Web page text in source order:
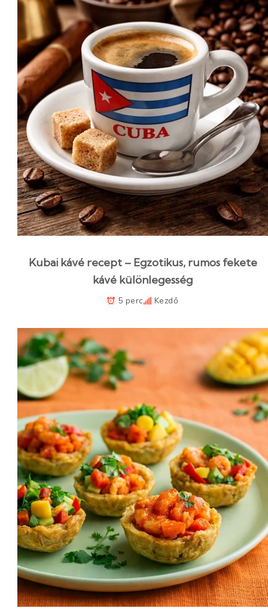
Kubai kávé recept – Egzotikus, rumos fekete
kávé különlegesség
5 perc Kezdő